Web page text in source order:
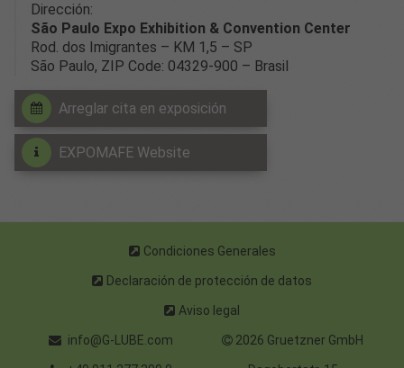
Dirección:
São Paulo Expo Exhibition & Convention Center
Rod. dos Imigrantes – KM 1,5 – SP
São Paulo, ZIP Code: 04329-900 – Brasil
Arreglar cita en exposición
EXPOMAFE Website
Condiciones Generales
Declaración de protección de datos
Aviso legal
info@G-LUBE.com 2026 Gruetzner GmbH